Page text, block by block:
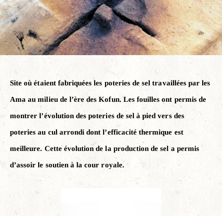
Site où étaient fabriquées les poteries de sel travaillées par les
Ama au milieu de l’ère des Kofun. Les fouilles ont permis de
montrer l’évolution des poteries de sel à pied vers des
poteries au cul arrondi dont l’efficacité thermique est
meilleure. Cette évolution de la production de sel a permis
d’assoir le soutien à la cour royale.